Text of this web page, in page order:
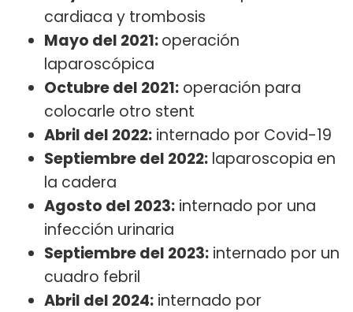
cardiaca y trombosis
Mayo del 2021:operación
laparoscópica
Octubre del 2021: operación para
colocarle otro stent
Abril del 2022: internado por Covid-19
Septiembre del 2022: laparoscopia en
la cadera
Agosto del 2023: internado por una
infección urinaria
Septiembre del 2023: internado por un
cuadro febril
Abril del 2024: internado por